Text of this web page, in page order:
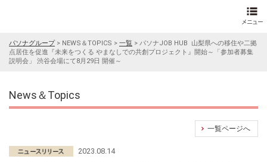
パソナグループ> NEWS＆TOPICS > 一覧 > パソナJOB HUB 山梨県への移住や二拠
点居住を促進『未来をつくる やまなしでの共創プロジェクト』開始～「参加者募集
説明会」 渋谷会場にて8月29日 開催～
News＆Topics
一覧ページへ
2023.08.14